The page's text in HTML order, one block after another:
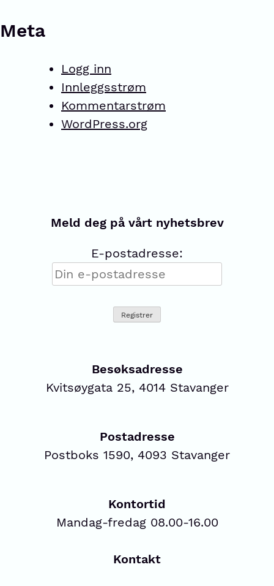
Meta
Logg inn
Innleggsstrøm
Kommentarstrøm
WordPress.org
Meld deg på vårt nyhetsbrev
E-postadresse:
Besøksadresse
Kvitsøygata 25, 4014 Stavanger
Postadresse
Postboks 1590, 4093 Stavanger
Kontortid
Mandag-fredag 08.00-16.00
Kontakt